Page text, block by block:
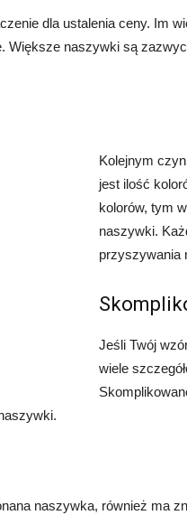
dla ustalenia ceny. Im
Większe naszywki są
Kolejnym
jest ilość
kolorów, tym
naszywki.
przyszywania
Jeśli Twój
wiele
naszywka, również ma